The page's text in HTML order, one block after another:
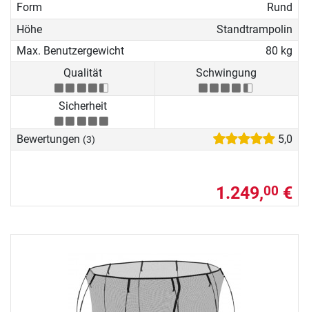
Form
Rund
Höhe
Standtrampolin
Max. Benutzergewicht
80 kg
Qualität
Schwingung
Sicherheit
Bewertungen (3) 5,0
1.249,00 €